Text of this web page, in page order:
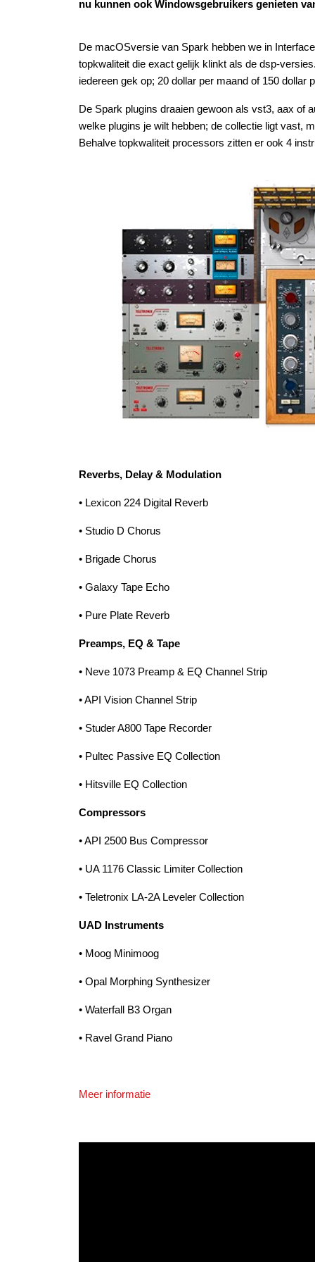
nu kunnen ook Windowsgebruikers genieten
De macOSversie van Spark hebben we in
topkwaliteit die exact gelijk klinkt als de dsp-
iedereen gek op; 20 dollar per maand of 150 dollar
De Spark plugins draaien gewoon als vst3, aax of
welke plugins je wilt hebben; de collectie ligt vast,
Behalve topkwaliteit processors zitten er ook 4
Reverbs, Delay & Modulation
• Lexicon 224 Digital Reverb
• Studio D Chorus
• Brigade Chorus
• Galaxy Tape Echo
• Pure Plate Reverb
Preamps, EQ & Tape
• Neve 1073 Preamp & EQ Channel Strip
• API Vision Channel Strip
• Studer A800 Tape Recorder
• Pultec Passive EQ Collection
• Hitsville EQ Collection
Compressors
• API 2500 Bus Compressor
• UA 1176 Classic Limiter Collection
• Teletronix LA-2A Leveler Collection
UAD Instruments
• Moog Minimoog
• Opal Morphing Synthesizer
• Waterfall B3 Organ
• Ravel Grand Piano
Meer informatie